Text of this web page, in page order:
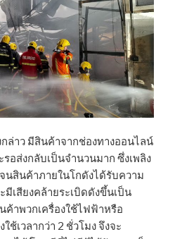
ล่าว มีสินค้าจากช่องทางออนไลน์
อส่งกลับเป็นจำนวนมาก ซึ่งเพลิง
นสินค้าภายในโกดังได้รับความ
มีเสียงคล้ายระเบิดดังขึ้นเป็น
ค้าพวกเครื่องใช้ไฟฟ้าหรือ
ช้เวลากว่า 2 ชั่วโมง จึงจะ